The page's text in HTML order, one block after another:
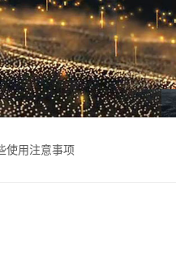
使用注意事项